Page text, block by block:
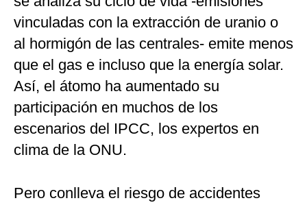
vinculadas con la extracción de uranio o
al hormigón de las centrales- emite menos
que el gas e incluso que la energía solar.
Así, el átomo ha aumentado su
participación en muchos de los
escenarios del IPCC, los expertos en
clima de la ONU.
Pero conlleva el riesgo de accidentes